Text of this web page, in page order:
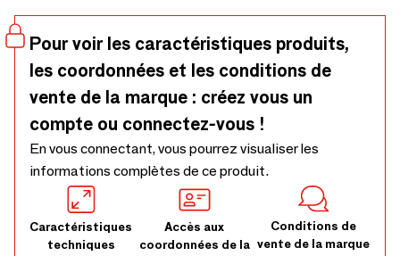
Pour voir les caractéristiques produits,
les coordonnées et les conditions de
vente de la marque : créez vous un
compte ou connectez-vous !
En vous connectant, vous pourrez visualiser les
informations complètes de ce produit.
Caractéristiques
techniques
Accès aux
coordonnées de la
Conditions de
vente de la marque